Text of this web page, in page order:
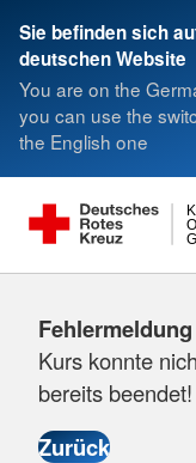
Sie befinden sich
deutschen Website
You are on the
you can use the
the English one
Fehlermeldung
Kurs konnte
bereits beendet!